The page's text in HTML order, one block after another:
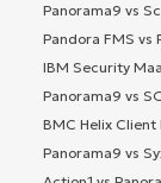
Panorama9 vs
Pandora FMS vs
IBM Security
Panorama9 vs
BMC Helix
Panorama9 vs